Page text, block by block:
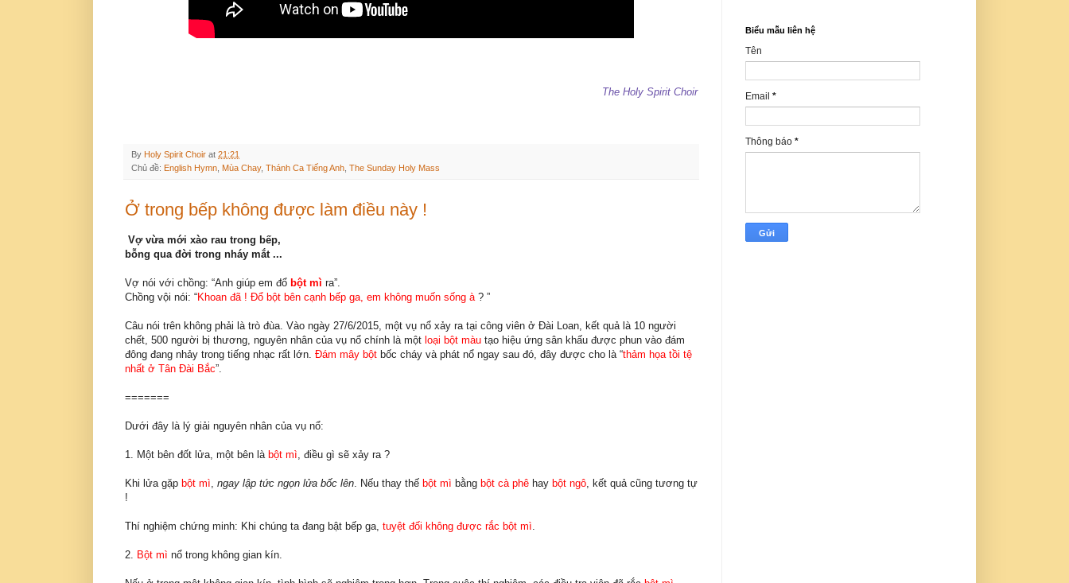
The Holy Spirit Choir
By Holy Spirit Choir at 21:21
Chủ đề: English Hymn Mùa Chay, Thánh Ca Tiếng Anh The Sunday Holy Mass
Ở trong bếp không được làm điều này !
Vợ vừa mới xào rau trong bếp,
bỗng qua đời trong nháy mắt ...
Vợ nói với chồng: “Anh giúp em đổ bột mì ra”.
Chồng vội nói: “Khoan đã ! Đổ bột bên cạnh bếp ga, em không muốn sống à? ”
Câu nói trên không phải là trò đùa. Vào ngày 27/6/2015, một vụ nổ xảy ra tại công viên ở Đài Loan, kết quả là 10 người
chết, 500 người bị thương, nguyên nhân của vụ nổ chính là một loại bột màu tạo hiệu ứng sân khấu được phun vào đám
đông đang nhảy trong tiếng nhạc rất lớn. Đám mây bột bốc cháy và phát nổ ngay sau đó, đây được cho là “thảm họa tồi tệ
nhất ở Tân Đài Bắc”.
=======
Dưới đây là lý giải nguyên nhân của vụ nổ:
1. Một bên đốt lửa, một bên là bột mì, điều gì sẽ xảy ra ?
Khi lửa gặp bột mì, ngay lập tức ngọn lửa bốc lên. Nếu thay thế bột mì bằng bột cà phê hay bột ngô, kết quả cũng tương tự
!
Thí nghiệm chứng minh: Khi chúng ta đang bật bếp ga, tuyệt đối không được rắc bột mì.
2. Bột mì nổ trong không gian kín.
Biểu mẫu liên hệ
Tên
Email *
Thông báo *